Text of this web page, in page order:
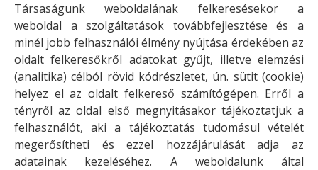
Társaságunk weboldalának felkeresésekor a
weboldal a szolgáltatások továbbfejlesztése és a
minél jobb felhasználói élmény nyújtása érdekében az
oldalt felkeresőkről adatokat gyűjt, illetve elemzési
(analitika) célból rövid kódrészletet, ún. sütit (cookie)
helyez el az oldalt felkereső számítógépen. Erről a
tényről az oldal első megnyitásakor tájékoztatjuk a
felhasználót, aki a tájékoztatás tudomásul vételét
megerősítheti és ezzel hozzájárulását adja az
adatainak kezeléséhez. A weboldalunk által